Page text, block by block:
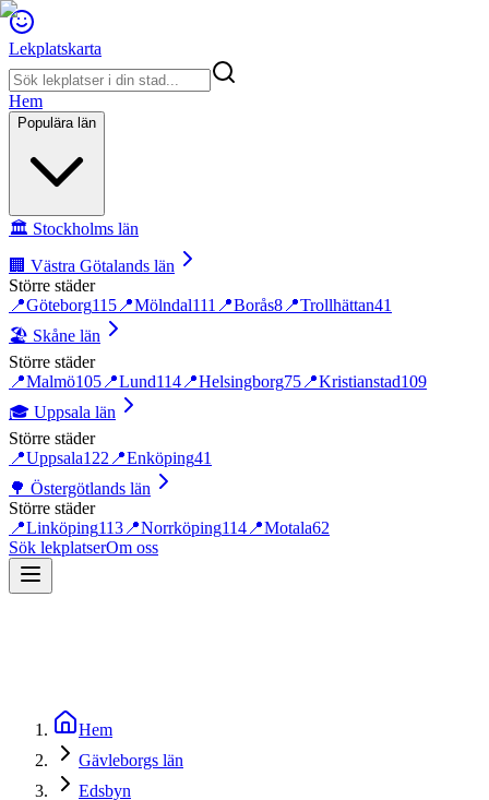
Lekplatskarta
Hem
Populära län
🏛️ Stockholms län
🏢 Västra Götalands län
Större städer
📍Göteborg115 📍Mölndal111 📍Borås8 📍Trollhättan41
🏖️ Skåne län
Större städer
📍Malmö105 📍Lund114 📍Helsingborg75 📍Kristianstad109
🎓 Uppsala län
Större städer
📍Uppsala122 📍Enköping41
🌳 Östergötlands län
Större städer
📍Linköping113 📍Norrköping114 📍Motala62
Sök lekplatserOm oss
Hem
Gävleborgs län
Edsbyn